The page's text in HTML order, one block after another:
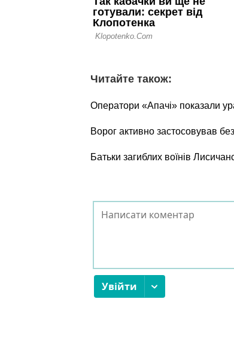
Читайте також:
Оператори «Апачі» показали
Ворог активно застосовував
Батьки загиблих воїнів